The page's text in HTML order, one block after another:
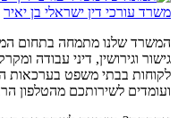
משרד עורכי דין ישראלי בן יאיר
המשרד שלנו מתמחה בתחום
גישור וגירושין, דיני עבודה
לקוחות בבתי משפט בערכאות
ועומדים לשירותכם מהטלפון